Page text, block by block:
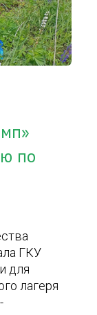
по
ГКУ
для
лагеря